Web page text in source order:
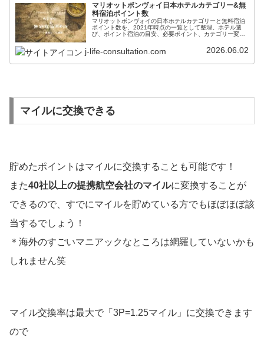
マリオットボンヴォイ日本ホテルカテゴリー&無
料宿泊ポイント数
マリオットボンヴォイの日本ホテルカテゴリーと無料宿泊
ポイント数を、2021年時点の一覧として整理。ホテル選
び、ポイント宿泊の目安、必要ポイント、カテゴリー変
j-life-consultation.com 2026.06.02
マイルに交換できる
貯めたポイントはマイルに交換することも可能です！
また40社以上の提携航空会社のマイルに変換することが
できるので、すでにマイルを貯めている方でもほぼほぼ該
当するでしょう！
＊海外のすごいマニアックなところは網羅していないかも
しれません笑
マイル交換率は最大で「3P=1.25マイル」に交換できます
ので